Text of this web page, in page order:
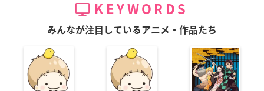
KEYWORDS
みんなが注目しているアニメ・作品たち